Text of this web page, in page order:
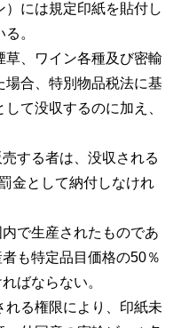
には規定印紙を貼付し
。
草、ワイン各種及び密輸
場合、特別物品税法に基
て没収するのに加え、
する者は、没収される
金として納付しなけれ
で生産されたものであ
も特定品目価格の50％
ばならない。
る権限により、印紙未